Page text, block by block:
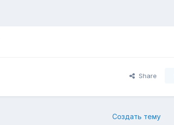
Share
Создать тему